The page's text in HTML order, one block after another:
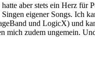
aber stets ein Herz für
eigener Songs. Ich
und LogicX) und
zudem ungemein.